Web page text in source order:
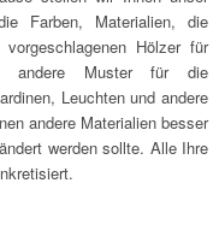
Farben, Materialien, die
Hölzer für
andere Muster für die
Leuchten und andere
andere Materialien besser
werden sollte. Alle Ihre